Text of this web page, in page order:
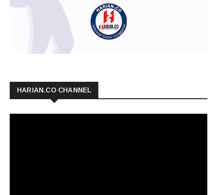
HARIAN.CO CHANNEL